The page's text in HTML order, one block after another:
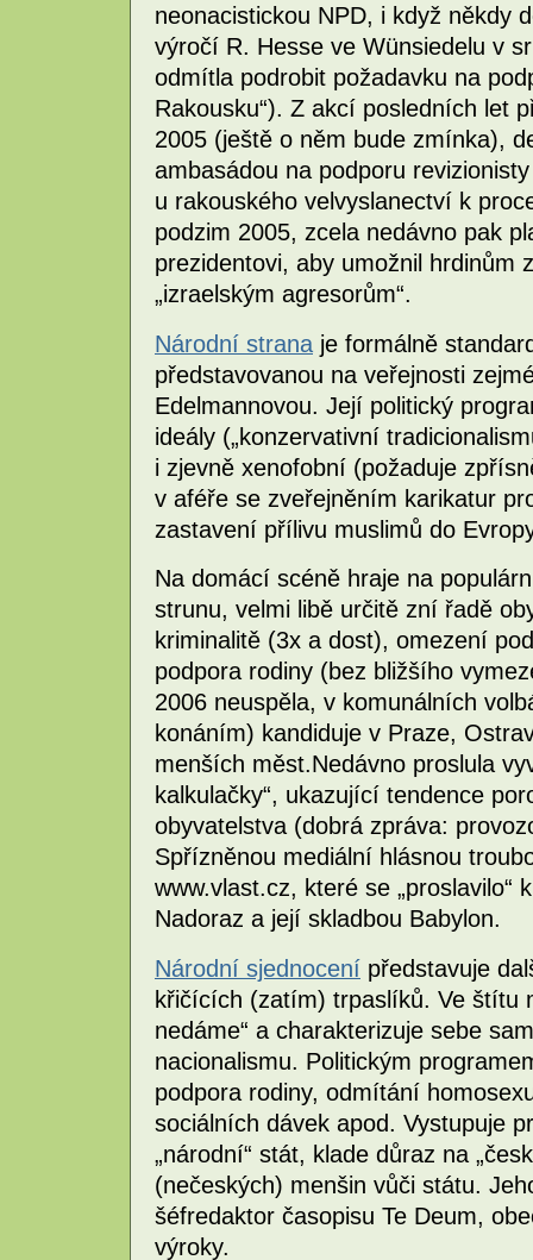
neonacistickou NPD, i když někdy
výročí R. Hesse ve Wünsiedelu v
odmítla podrobit požadavku na
Rakousku“). Z akcí posledních let
2005 (ještě o něm bude zmínka),
ambasádou na podporu
u rakouského velvyslanectví k
podzim 2005, zcela nedávno pak
prezidentovi, aby umožnil hrdinům
„izraelským agresorům“.
Národní strana je formálně
představovanou na veřejnosti
Edelmannovou. Její politický
ideály („konzervativní
i zjevně xenofobní (požaduje
v aféře se zveřejněním karikatur
zastavení přílivu muslimů do
Na domácí scéně hraje na
strunu, velmi libě určitě zní řadě
kriminalitě (3x a dost), omezení
podpora rodiny (bez bližšího
2006 neuspěla, v komunálních
konáním) kandiduje v Praze,
menších měst.Nedávno proslula
kalkulačky“, ukazující tendence
obyvatelstva (dobrá zpráva:
Spřízněnou mediální hlásnou
www.vlast.cz, které se „proslavilo“
Nadoraz a její skladbou Babylon.
Národní sjednocení představuje
křičících (zatím) trpaslíků. Ve štítu
nedáme“ a charakterizuje sebe
nacionalismu. Politickým
podpora rodiny, odmítání
sociálních dávek apod. Vystupuje
„národní“ stát, klade důraz na
(nečeských) menšin vůči státu.
šéfredaktor časopisu Te Deum,
výroky.